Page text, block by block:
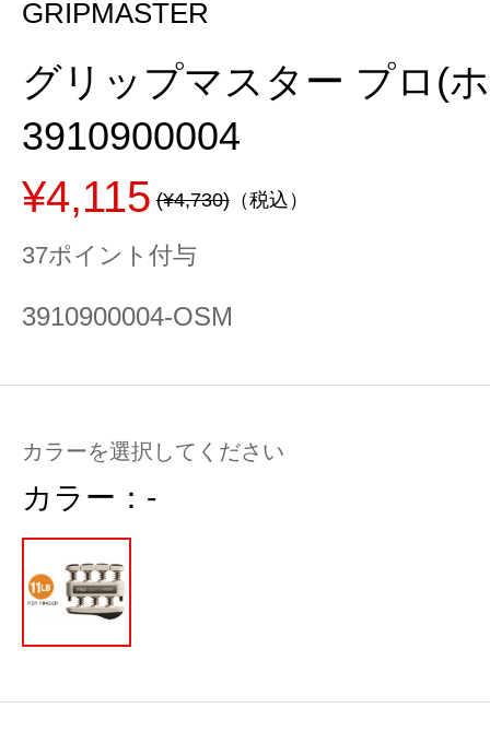
GRIPMASTER
グリップマスター プロ(
3910900004
¥4,115 (¥4,730) （税込）
37ポイント付与
3910900004-OSM
カラーを選択してください
カラー： -